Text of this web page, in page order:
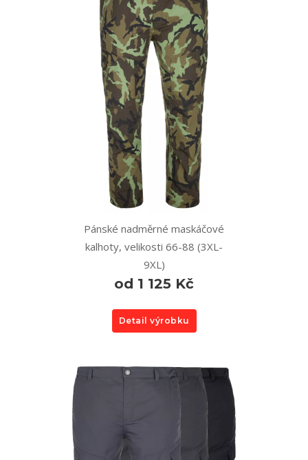
Pánské nadměrné maskáčové
kalhoty, velikosti 66-88 (3XL-
9XL)
od 1 125 Kč
Detail výrobku